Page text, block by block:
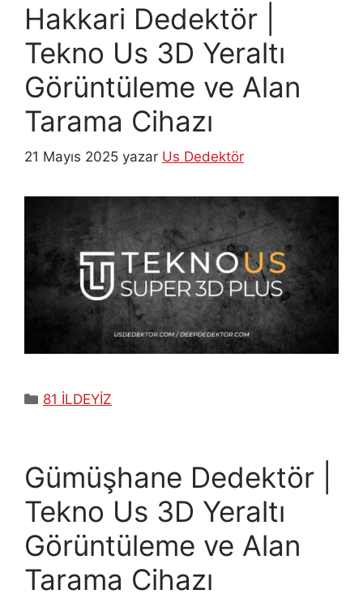
Hakkari Dedektör |
Tekno Us 3D Yeraltı
Görüntüleme ve Alan
Tarama Cihazı
21 Mayıs 2025 yazar Us Dedektör
Kategoriler
81 İLDEYİZ
Gümüşhane Dedektör |
Tekno Us 3D Yeraltı
Görüntüleme ve Alan
Tarama Cihazı